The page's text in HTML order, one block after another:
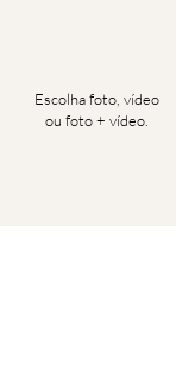
Escolha foto, vídeo
ou foto + vídeo.